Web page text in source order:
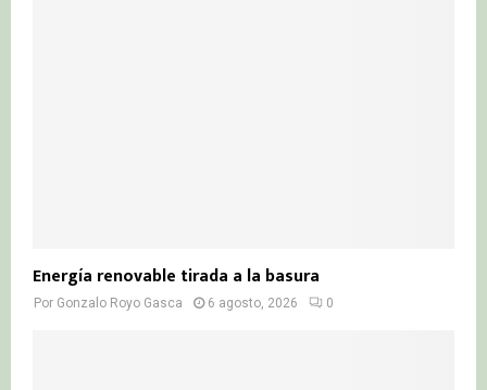
Energía renovable tirada a la basura
Por Gonzalo Royo Gasca 6 agosto, 2026 0